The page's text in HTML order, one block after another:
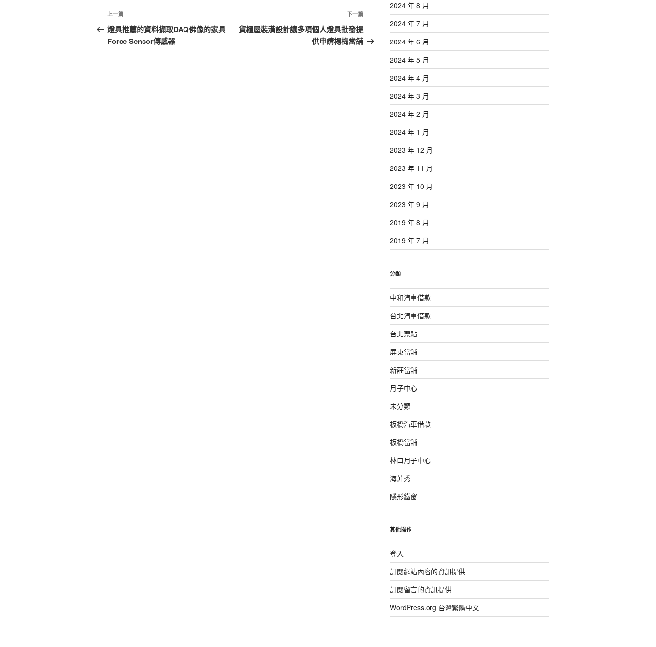
文
章
導
上
一
篇
上一篇
燈具推薦的資料擷取DAQ佛像的家具
Force Sensor傳感器
下
一
篇
下一篇
貨櫃屋裝潢設計讓多項個人燈具批發提
供申請楊梅當舖
2024 年 8 月
2024 年 7 月
2024 年 6 月
2024 年 5 月
2024 年 4 月
2024 年 3 月
2024 年 2 月
2024 年 1 月
2023 年 12 月
2023 年 11 月
2023 年 10 月
2023 年 9 月
2019 年 8 月
2019 年 7 月
分類
中和汽車借款
台北汽車借款
台北票貼
屏東當舖
新莊當舖
月子中心
未分類
板橋汽車借款
板橋當舖
林口月子中心
海菲秀
隱形鐵窗
其他操作
登入
訂閱網站內容的資訊提供
訂閱留言的資訊提供
WordPress.org 台灣繁體中文